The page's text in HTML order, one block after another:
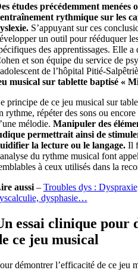
études précédemment menées
rythmique sur les
S’appuyant sur ces
un outil pour rééduquer
des apprentissages. Elle
et son équipe du service de
de l’hôpital Pitié-
musical sur tablette baptisé «
principe de ce jeu musical sur
rythme, répéter des sons ou
mélodie. Manipuler des
permettrait ainsi de
la lecture ou le langage.Il
du rythme musical font
à ceux utilisés dans la
aussi– Troubles dys :
dysphasie…
essai clinique pour
ce jeu musical
démontrer l’efficacité de ce jeu